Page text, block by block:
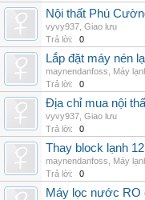
Nội thất Phú
vyvy937 Giao lưu
Trả lời:
0
Lắp đặt máy nén
maynendanfoss
Máy
Trả lời:
0
Địa chỉ mua nội
vyvy937 Giao lưu
Trả lời:
0
Thay block lạnh
maynendanfoss
Máy
Trả lời:
0
Máy lọc nước RO